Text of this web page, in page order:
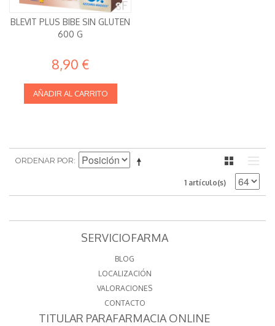
BLEVIT PLUS BIBE SIN GLUTEN
600 G
8,90 €
AÑADIR AL CARRITO
ORDENAR POR
1 artículo(s)
SERVICIOFARMA
BLOG
LOCALIZACIÓN
VALORACIONES
CONTACTO
TITULAR PARAFARMACIA ONLINE